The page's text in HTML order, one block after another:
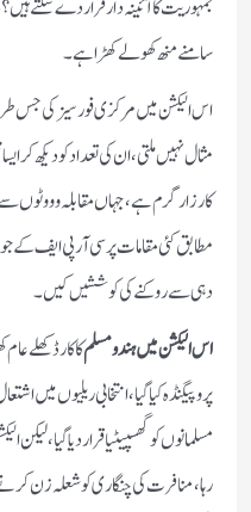
جمہوریت کا آئینہ دار قرار دے سکتے
سامنے منھ کھولے کھڑا ہے۔
اس الیکشن میں مرکزی فورسیز کی جس
مثال نہیں ملتی ،ان کی تعداد کو دیکھ کر
کارزار گرم ہے،جہاں مقابلہ وووٹوں
مطابق کئی مقامات پر سی آر پی ایف کے
دہی سے روکنے کی کوششیں کیں۔
اس الیکشن میں ہندو مسلمکا کارڈ کھلے
پروپیگنڈہ کیا گیا،انتخابی ریلیوں میں
مسلمانوں کو گھسپیٹیا قرار دیا
رہا،منافرت کی چنگاری کو شعلہ زن کرنے